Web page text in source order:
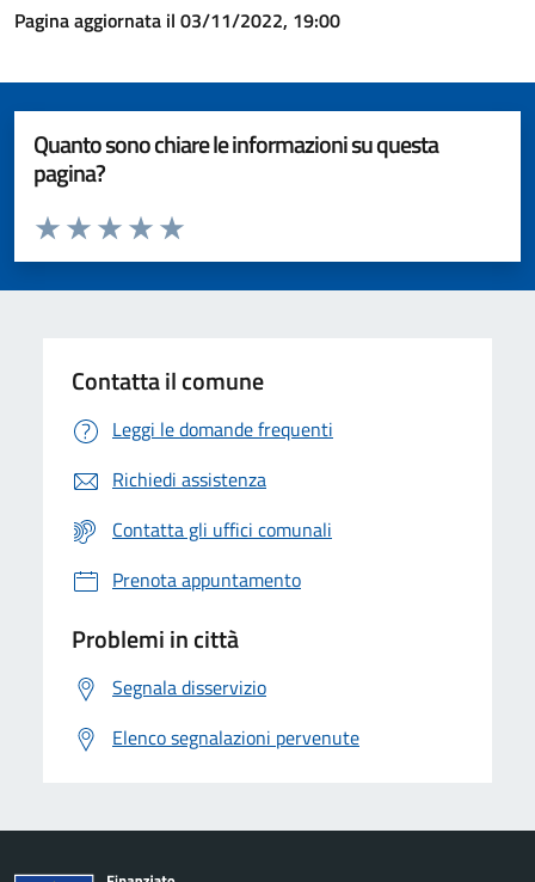
Pagina aggiornata il 03/11/2022, 19:00
Quanto sono chiare le informazioni su questa
pagina?
Valuta da 1 a 5 stelle la pagina
Valuta 5 stelle su 5
Valuta 4 stelle su 5
Valuta 3 stelle su 5
Valuta 2 stelle su 5
Valuta 1 stelle su 5
Contatta il comune
Leggi le domande frequenti
Richiedi assistenza
Contatta gli uffici comunali
Prenota appuntamento
Problemi in città
Segnala disservizio
Elenco segnalazioni pervenute